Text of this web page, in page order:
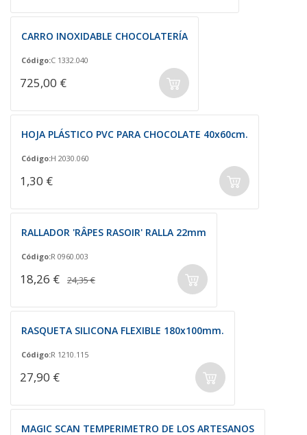
CARRO INOXIDABLE CHOCOLATERÍA
Código:C 1332.040
725,00 €
HOJA PLÁSTICO PVC PARA CHOCOLATE 40x60cm.
Código:H 2030.060
1,30 €
RALLADOR 'RÂPES RASOIR' RALLA 22mm
Código:R 0960.003
18,26 € 24,35 €
RASQUETA SILICONA FLEXIBLE 180x100mm.
Código:R 1210.115
27,90 €
MAGIC SCAN TEMPERIMETRO DE LOS ARTESANOS